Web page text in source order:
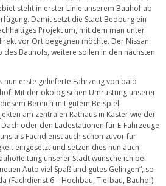
steht in erster Linie unserem Bauhof ab
Damit setzt die Stadt Bedburg ein
Projekt um, mit dem man unter
vor Ort begegnen möchte. Der Nissan
des Bauhofs, weitere sollen in den nächsten
nun erste gelieferte Fahrzeug von bald
Mit der ökologischen Umrüstung unserer
Bereich mit gutem Beispiel
am zentralen Rathaus in Kaster wie der
oder den Ladestationen für E-Fahrzeuge
als Fachdienst auch schon zuvor für
eingesetzt und setzen dies nun auch
unserer Stadt wünsche ich bei
Auto viel Spaß und gutes Gelingen“, so
(Fachdienst 6 – Hochbau, Tiefbau, Bauhof).